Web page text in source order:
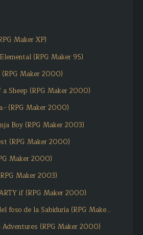
Maker XP)
(RPG Maker 95)
(RPG Maker 2000)
a Sheep (RPG Maker 2000)
(RPG Maker 2000)
Boy (RPG Maker 2003)
(RPG Maker 2000)
Maker 2000)
Maker 2003)
if (RPG Maker 2000)
foso de la Sabiduría (RPG Make...
Adventures (RPG Maker 2000)